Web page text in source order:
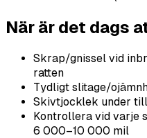
När är det dags
Skrap/gnissel vid
ratten
Tydligt slitage/
Skivtjocklek under
Kontrollera vid varje
6 000–10 000 mil